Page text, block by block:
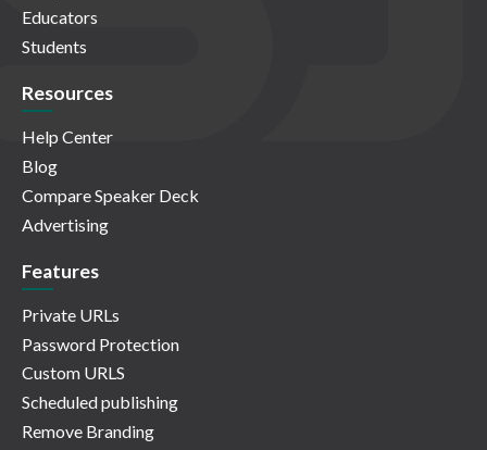
Educators
Students
Resources
Help Center
Blog
Compare Speaker Deck
Advertising
Features
Private URLs
Password Protection
Custom URLS
Scheduled publishing
Remove Branding